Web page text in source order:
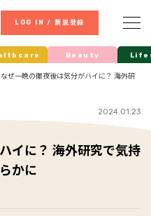
LOG IN / 新規登録
Beauty
なぜ一晩の徹夜後は気分がハイに？ 海外研
2024.01.23
イに？ 海外研究で気持
かに